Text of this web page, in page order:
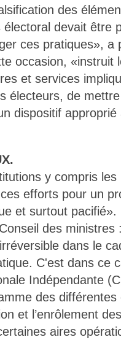
des
devait être
ces pratiques», a
occasion, «instruit
et services
électeurs, de
dispositif
y compris
efforts pour un
et surtout pacifié».
des ministres
dans le
C'est dans ce
Indépendante
des différentes
et l’enrôlement
aires